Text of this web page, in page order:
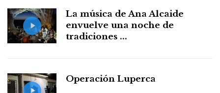
La música de Ana Alcaide
envuelve una noche de
tradiciones ...
Operación Luperca